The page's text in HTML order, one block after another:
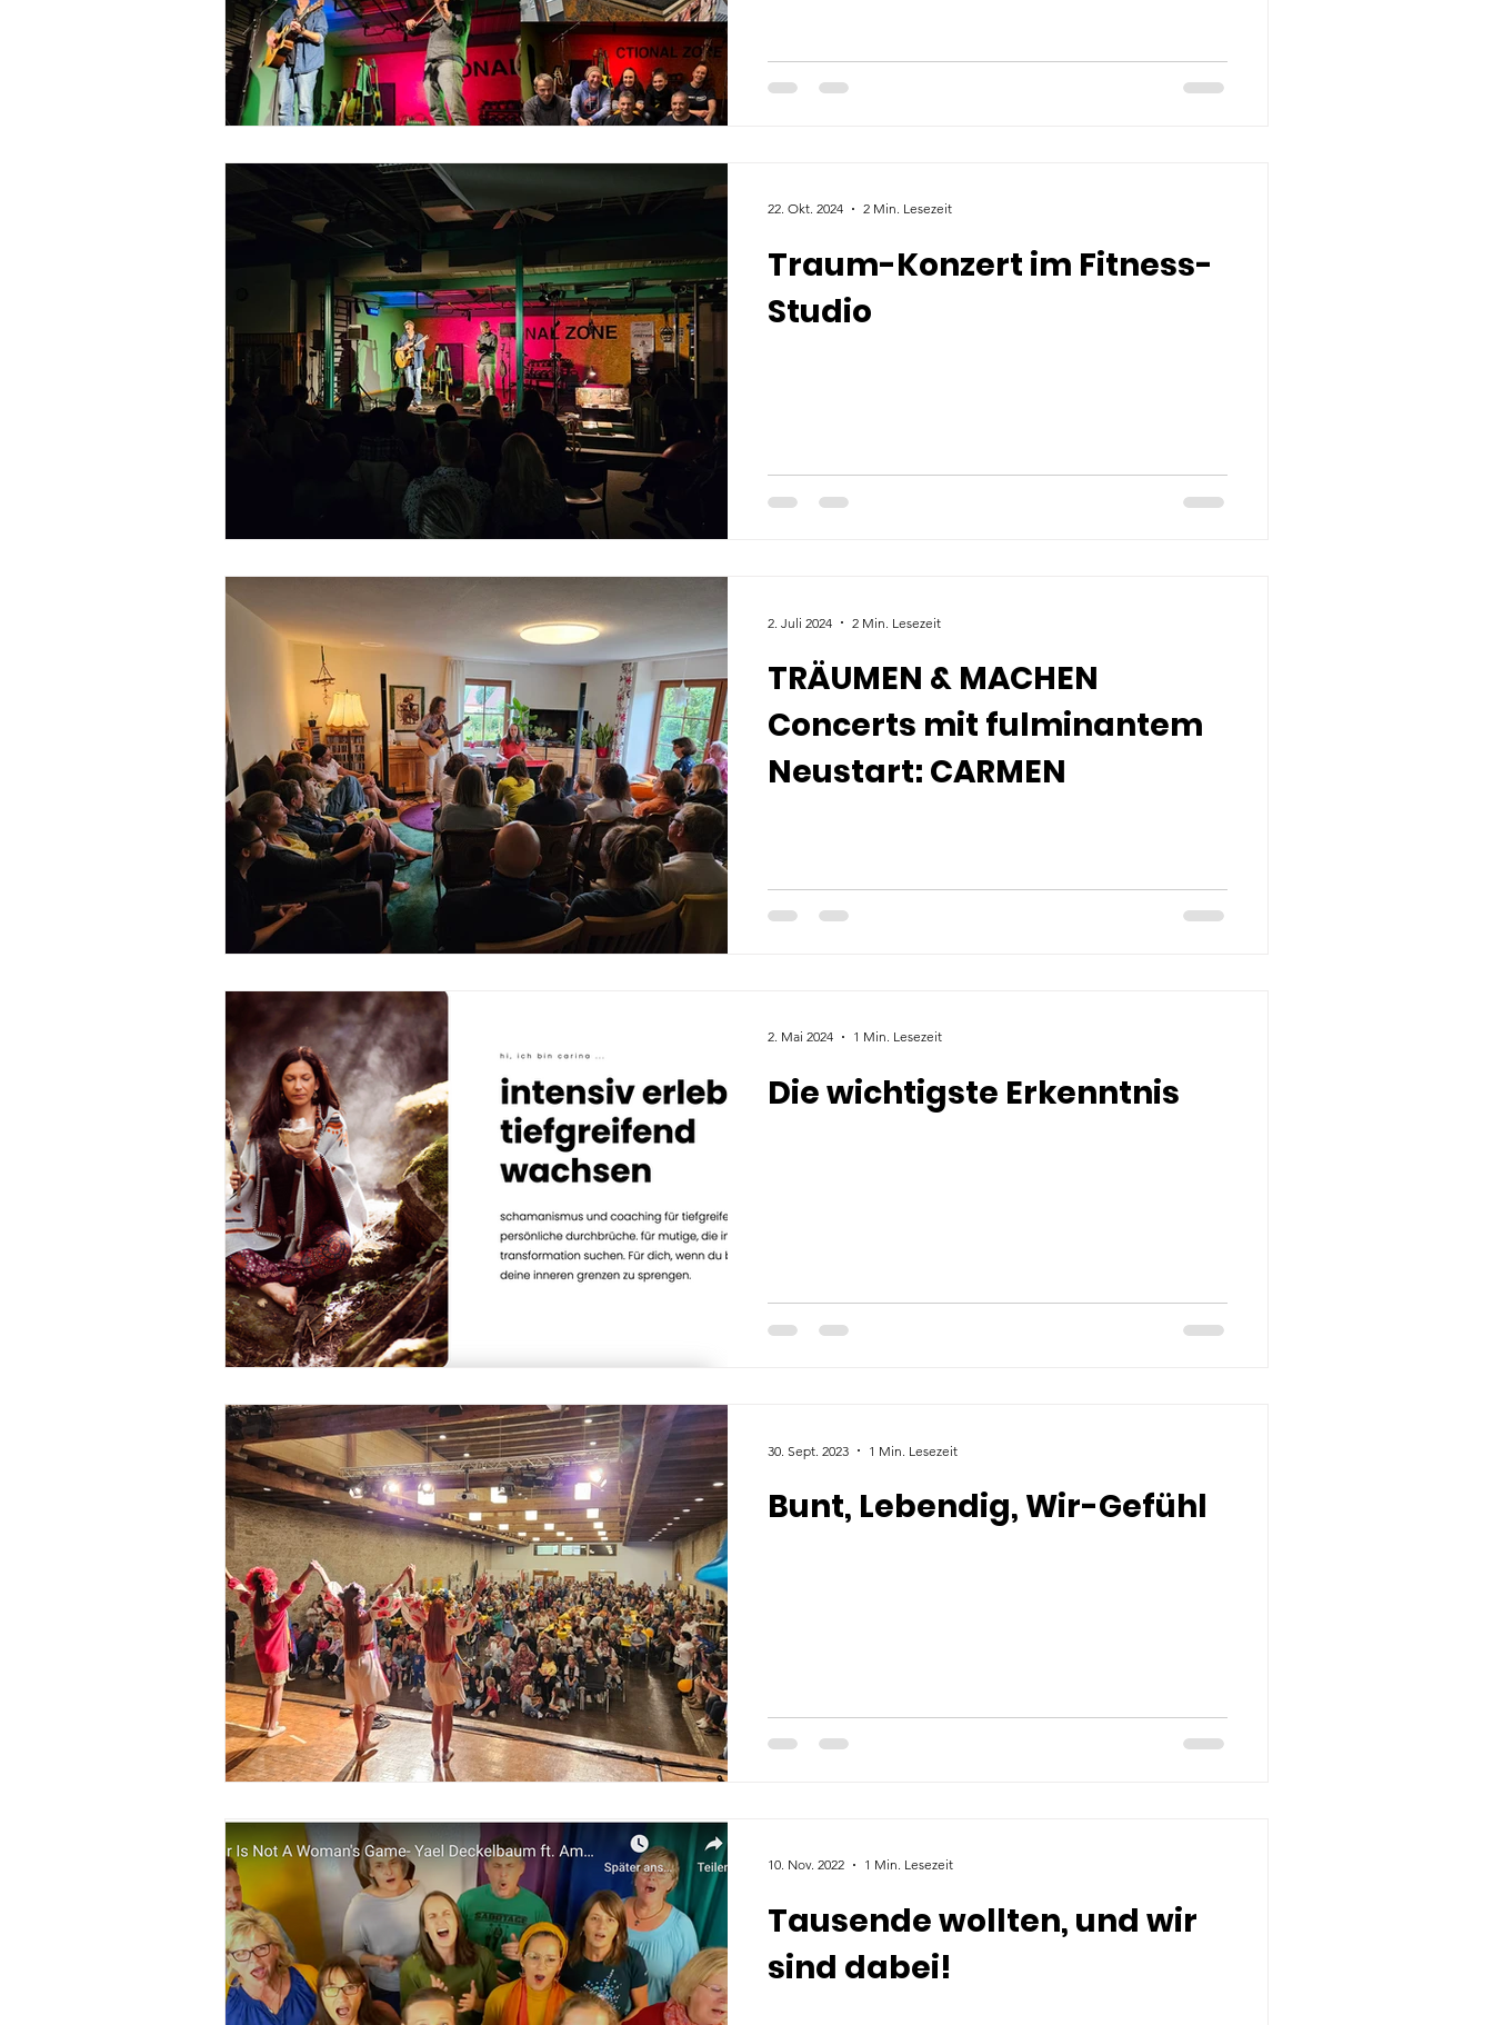
Traum-Konzert im Fitness-
Studio
22. Okt. 2024 2 Min. Lesezeit
TRÄUMEN & MACHEN
Concerts mit fulminantem
Neustart: CARMEN
2. Juli 2024 2 Min. Lesezeit
Die wichtigste Erkenntnis
2. Mai 2024 1 Min. Lesezeit
Bunt, Lebendig, Wir-Gefühl
30. Sept. 2023 1 Min. Lesezeit
Tausende wollten, und wir
sind dabei!
10. Nov. 2022 1 Min. Lesezeit